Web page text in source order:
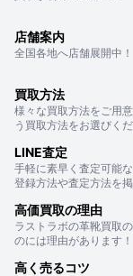
店舗案内
全国各地へ店舗展開中！
買取方法
様々な買取方法をご用
う買取方法をお選びくだ
LINE査定
手軽に素早く査定可能
登録方法や査定方法を掲
高価買取の理由
ラストラボの革靴買取
のには理由があります！
高く売るコツ